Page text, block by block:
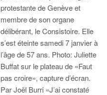
protestante de Genève et
membre de son organe
délibérant, le Consistoire. Elle
s’est éteinte samedi 7 janvier à
l’âge de 57 ans. Photo: Juliette
Buffat sur le plateau de «Faut
pas croire», capture d’écran.
Par Joël Burri «J’ai constaté